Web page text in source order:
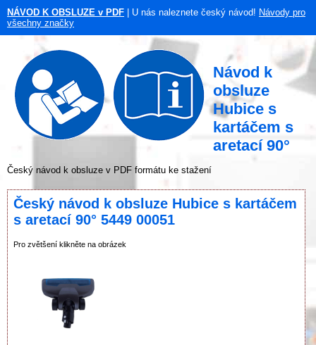
NÁVOD K OBSLUZE v PDF | U nás naleznete český návod! Návody pro
všechny značky
Návod k
obsluze
Hubice s
kartáčem s
aretací 90°
Český návod k obsluze v PDF formátu ke stažení
Český návod k obsluze Hubice s kartáčem
s aretací 90° 5449 00051
Pro zvětšení klikněte na obrázek